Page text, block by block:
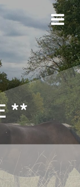
**